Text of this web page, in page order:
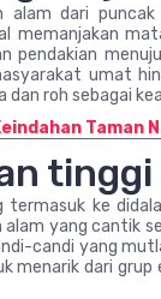
alam dari
memanjakan
pendakian
umat
dan roh sebagai
Taman
tinggi
termasuk ke
alam yang cantik
candi yang
menarik dari